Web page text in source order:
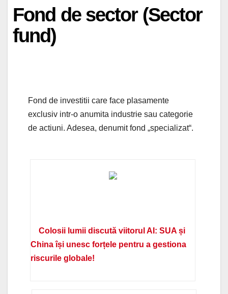
Fond de sector (Sector
fund)
Fond de investitii care face plasamente
exclusiv intr-o anumita industrie sau categorie
de actiuni. Adesea, denumit fond „specializat“.
Colosii lumii discută viitorul AI: SUA și
China își unesc forțele pentru a gestiona
riscurile globale!